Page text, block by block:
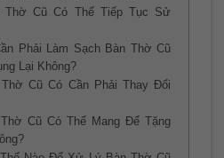
Thờ Cũ Có Thể Tiếp Tục Sử
Phải Làm Sạch Bàn Thờ Cũ
Lại Không?
Cũ Có Cần Phải Thay Đổi
Cũ Có Thể Mang Để Tặng